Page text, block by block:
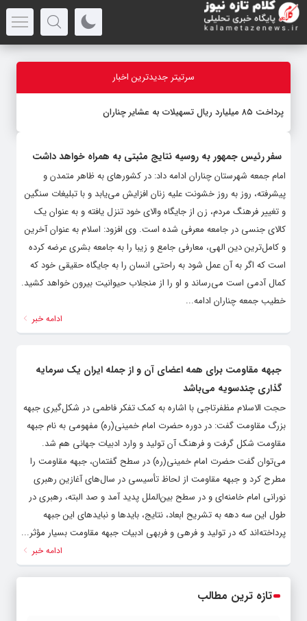
سرتیتر جدیدترین اخبار
پرداخت ۸۵ میلیارد ریال تسهیلات به عشایر چناران
سفر رئیس جمهور به روسیه نتایج مثبتی به همراه خواهد داشت
امام جمعه شهرستان چناران ادامه داد: در کشورهای به ظاهر متمدن و
پیشرفته، روز به روز خشونت علیه زنان افزایش می‌یابد و با تبلیغات سنگین
و تغییر فرهنگ مردم، زن از جایگاه والای خود تنزل یافته و به عنوان یک
کالای جنسی در جامعه معرفی شده است. وی افزود: اسلام به عنوان آخرین
و کامل‌ترین دین الهی، معارفی جامع و زیبا را به جامعه بشری عرضه کرده
است که اگر به آن عمل شود به راحتی انسان را به جایگاه حقیقی خود که
کمال آدمی است می‌رساند و او را از منجلاب حیوانیت بیرون خواهد کشید.
خطیب جمعه چناران ادامه...
ادامه خبر
جبهه مقاومت برای همه اعضای آن و از جمله ایران یک سرمایه
گذاری چندسویه می‌باشد
حجت الاسلام مظفرتاجی با اشاره به کمک تفکر فاطمی در شکل‌گیری جبهه
بزرگ مقاومت گفت: در دوره حضرت امام خمینی(ره) مفهومی به نام جبهه
مقاومت شکل گرفت و فرهنگ آن تولید و وارد ادبیات جهانی هم شد.
می‌توان گفت حضرت امام خمینی(ره) در سطح گفتمان، جبهه مقاومت را
مطرح کرد و جبهه مقاومت از لحاظ تأسیسی در سال‌های آغازین رهبری
نورانی‌ امام خامنه‌ای و در سطح بین‌الملل پدید آمد و صد البته، رهبری در
طول این سه دهه به تشریح ابعاد، نتایج، بایدها و نبایدهای این جبهه
پرداخته‌اند که در تولید و فرهی و فربهی ادبیات جبهه مقاومت بسیار مؤثر...
ادامه خبر
تازه ترین مطالب